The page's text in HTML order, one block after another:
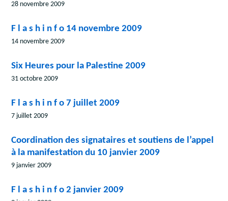
28 novembre 2009
F l a s h i n f o 14 novembre 2009
14 novembre 2009
Six Heures pour la Palestine 2009
31 octobre 2009
F l a s h i n f o 7 juillet 2009
7 juillet 2009
Coordination des signataires et soutiens de l’appel
à la manifestation du 10 janvier 2009
9 janvier 2009
F l a s h i n f o 2 janvier 2009